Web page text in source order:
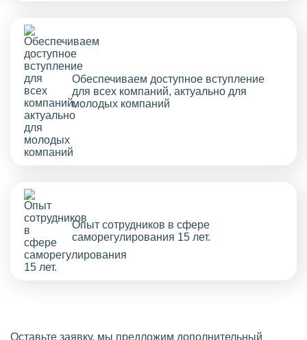
Обеспечиваем доступное вступление
для всех компаний, актуально для
молодых компаний
Опыт сотрудников в сфере
саморегулирования 15 лет.
Оставьте заявку, мы предложим дополнительный